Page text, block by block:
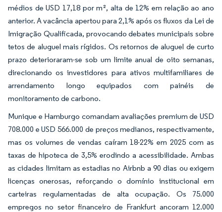
médios de USD 17,18 por m², alta de 12% em relação ao ano
anterior. A vacância apertou para 2,1% após os fluxos da Lei de
Imigração Qualificada, provocando debates municipais sobre
tetos de aluguel mais rígidos. Os retornos de aluguel de curto
prazo deterioraram-se sob um limite anual de oito semanas,
direcionando os investidores para ativos multifamiliares de
arrendamento longo equipados com painéis de
monitoramento de carbono.
Munique e Hamburgo comandam avaliações premium de USD
708.000 e USD 566.000 de preços medianos, respectivamente,
mas os volumes de vendas caíram 18-22% em 2025 com as
taxas de hipoteca de 3,5% erodindo a acessibilidade. Ambas
as cidades limitam as estadias no Airbnb a 90 dias ou exigem
licenças onerosas, reforçando o domínio institucional em
carteiras regulamentadas de alta ocupação. Os 75.000
empregos no setor financeiro de Frankfurt ancoram 12.000